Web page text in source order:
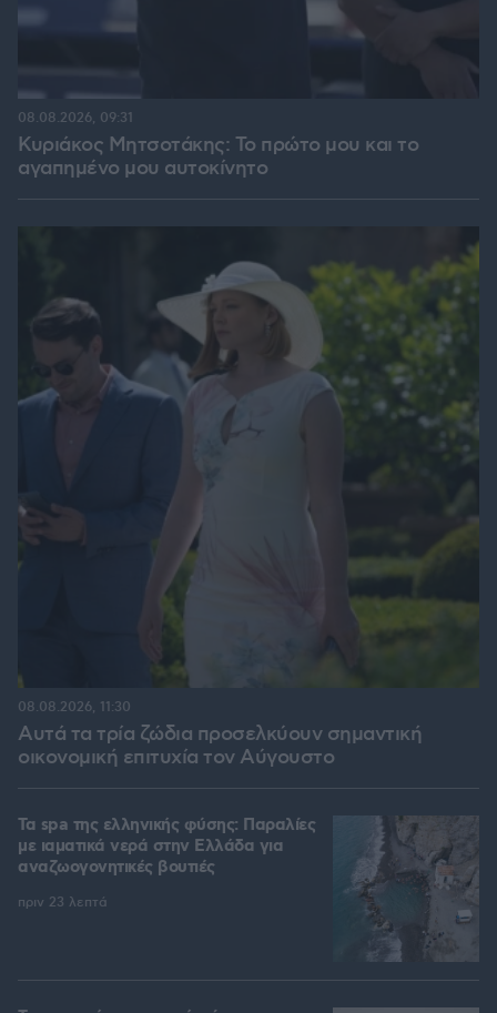
Κυριάκος Μητσοτάκης: Το πρώτο μου και το
αγαπημένο μου αυτοκίνητο
08.08.2026, 09:31
Αυτά τα τρία ζώδια προσελκύουν σημαντική
οικονομική επιτυχία τον Αύγουστο
08.08.2026, 11:30
Τα spa της ελληνικής φύσης: Παραλίες
με ιαματικά νερά στην Ελλάδα για
αναζωογονητικές βουτιές
πριν 23 λεπτά